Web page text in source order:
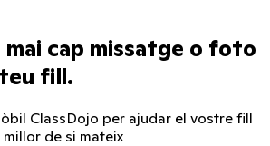
cap missatge o foto
fill.
ClassDojo per ajudar el vostre fill
de si mateix